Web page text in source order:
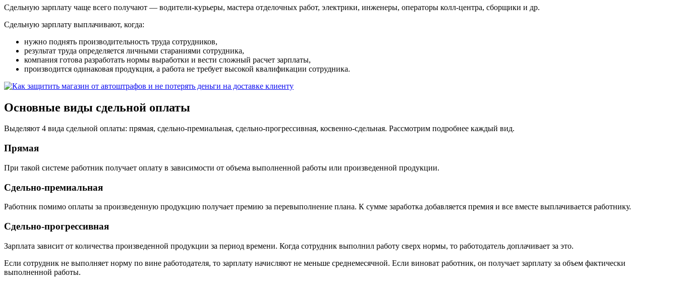
Сдельную зарплату чаще всего получают — водители-курьеры, мастера отделочных работ, электрики, инженеры, операторы колл-центра, сборщики и др.
Сдельную зарплату выплачивают, когда:
нужно поднять производительность труда сотрудников,
результат труда определяется личными стараниями сотрудника,
компания готова разработать нормы выработки и вести сложный расчет зарплаты,
производится одинаковая продукция, а работа не требует высокой квалификации сотрудника.
Основные виды сдельной оплаты
Выделяют 4 вида сдельной оплаты: прямая, сдельно-премиальная, сдельно-прогрессивная, косвенно-сдельная. Рассмотрим подробнее каждый вид.
Прямая
При такой системе работник получает оплату в зависимости от объема выполненной работы или произведенной продукции.
Сдельно-премиальная
Работник помимо оплаты за произведенную продукцию получает премию за перевыполнение плана. К сумме заработка добавляется премия и все вместе выплачивается работнику.
Сдельно-прогрессивная
Зарплата зависит от количества произведенной продукции за период времени. Когда сотрудник выполнил работу сверх нормы, то работодатель доплачивает за это.
Если сотрудник не выполняет норму по вине работодателя, то зарплату начисляют не меньше среднемесячной. Если виноват работник, он получает зарплату за объем фактически
выполненной работы.